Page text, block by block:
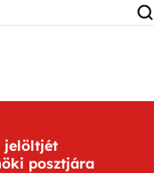
jelöltjét
posztjára